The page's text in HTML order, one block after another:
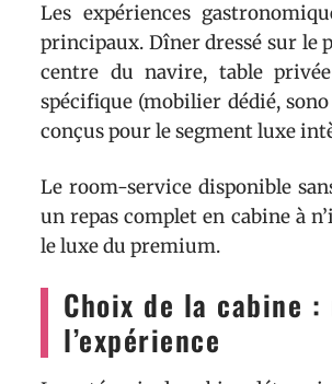
Les expériences
principaux. Dîner dressé sur le
centre du navire, table
spécifique (mobilier dédié,
conçus pour le segment luxe
Le room-service disponible
un repas complet en cabine à
le luxe du premium.
Choix de la cabine
l’expérience